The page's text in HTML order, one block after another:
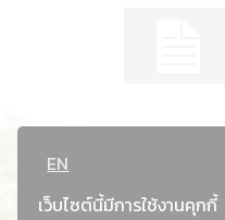
EN
เว็บไซต์นี้มีการใช้งานคุกกี้